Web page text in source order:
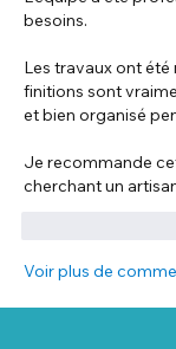
besoins.
Les travaux ont été
finitions sont
et bien organisé
Je recommande
cherchant un
Voir plus de